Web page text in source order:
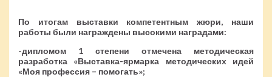
По итогам выставки компетентным жюри, наши
работы были награждены высокими наградами:
-дипломом 1 степени отмечена методическая
разработка «Выставка-ярмарка методических идей
«Моя профессия – помогать»;